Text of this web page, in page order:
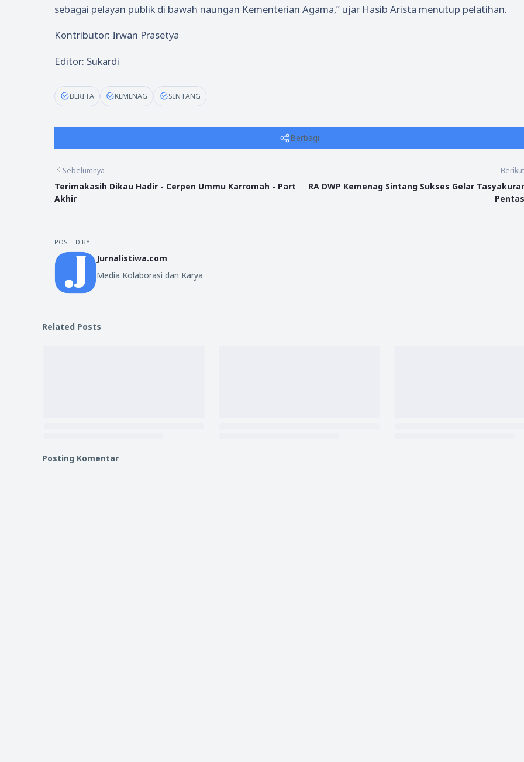
sebagai pelayan publik di bawah naungan Kementerian Agama,” ujar Hasib Arista menutup pelatihan.
Kontributor: Irwan Prasetya
Editor: Sukardi
BERITA KEMENAG SINTANG
Berbagi
Sebelumnya
Terimakasih Dikau Hadir - Cerpen Ummu Karromah - Part
Akhir
RA DWP Kemenag Sintang Sukses Gelar
POSTED BY:
Jurnalistiwa.com
Media Kolaborasi dan Karya
Related Posts
Posting Komentar